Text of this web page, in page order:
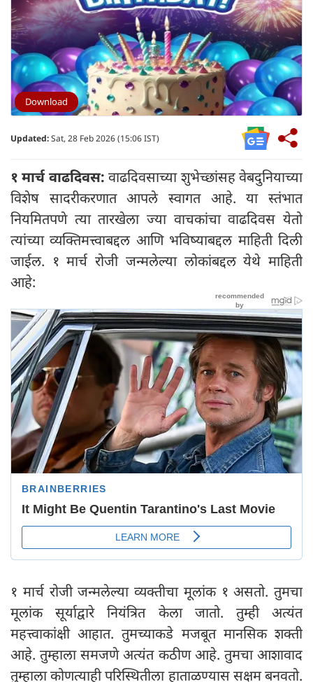
Download
Updated:Sat, 28 Feb 2026 (15:06 IST)
१ मार्च वाढदिवस:वाढदिवसाच्या शुभेच्छांसह वेबदुनियाच्या
विशेष सादरीकरणात आपले स्वागत आहे. या स्तंभात
नियमितपणे त्या तारखेला ज्या वाचकांचा वाढदिवस येतो
त्यांच्या व्यक्तिमत्त्वाबद्दल आणि भविष्याबद्दल माहिती दिली
जाईल. १ मार्च रोजी जन्मलेल्या लोकांबद्दल येथे माहिती
आहे:
१ मार्च रोजी जन्मलेल्या व्यक्तीचा मूलांक १ असतो. तुमचा
मूलांक सूर्याद्वारे नियंत्रित केला जातो. तुम्ही अत्यंत
महत्त्वाकांक्षी आहात. तुमच्याकडे मजबूत मानसिक शक्ती
आहे. तुम्हाला समजणे अत्यंत कठीण आहे. तुमचा आशावाद
तुम्हाला कोणत्याही परिस्थितीला हाताळण्यास सक्षम बनवतो.